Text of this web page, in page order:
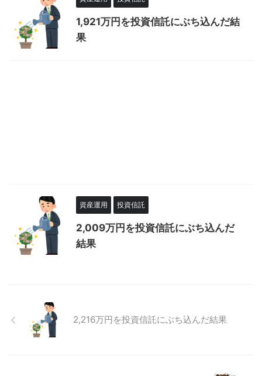
1,921万円を投資信託にぶち込んだ結
果
資産運用 投資信託
2,009万円を投資信託にぶち込んだ
結果
2,216万円を投資信託にぶち込んだ結果